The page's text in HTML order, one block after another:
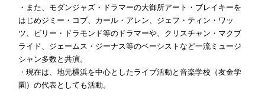
・また、モダンジャズ・ドラマーの大御所アート・ブレイキーを
はじめジミー・コブ、カール・アレン、ジェフ・ティン・ワッ
ツ、ビリー・ドラモンド等のドラマーや、クリスチャン・マクブ
ライド、ジェームス・ジーナス等のベーシストなど一流ミュージ
シャン多数と共演。
・現在は、地元横浜を中心としたライブ活動と音楽学校（友金学
園）の代表としても活動。